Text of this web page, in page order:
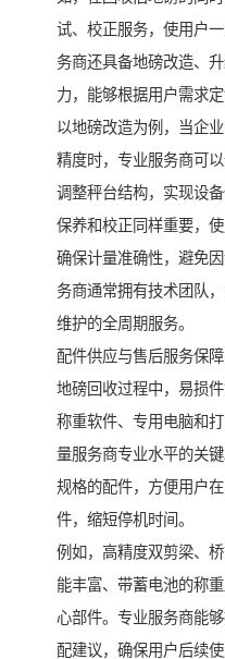
试、校正服务，使用户
务商还具备地磅改造、
力，能够根据用户需求定
以地磅改造为例，当企
精度时，专业服务商可
调整秤台结构，实现设
保养和校正同样重要，
确保计量准确性，避免
务商通常拥有技术团队
维护的全周期服务。
配件供应与售后服务保障
地磅回收过程中，易损
称重软件、专用电脑和
量服务商专业水平的关
规格的配件，方便用户
件，缩短停机时间。
例如，高精度双剪梁、
能丰富、带蓄电池的称
心部件。专业服务商能
配建议，确保用户后续